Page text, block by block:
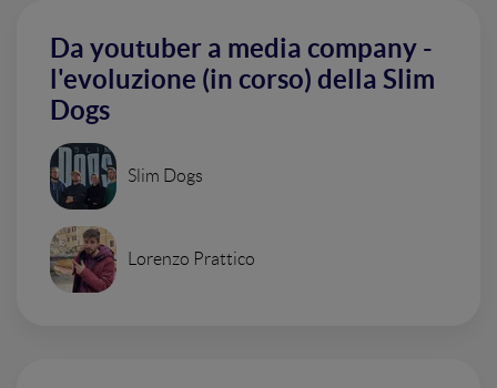
Da youtuber a media company -
l'evoluzione (in corso) della Slim
Dogs
Slim Dogs
Lorenzo Prattico